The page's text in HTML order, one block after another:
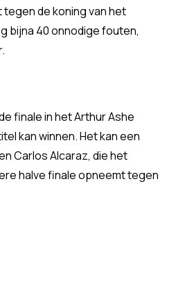
de koning van het
bijna 40 onnodige fouten,
finale in het Arthur Ashe
kan winnen. Het kan een
Carlos Alcaraz, die het
halve finale opneemt tegen